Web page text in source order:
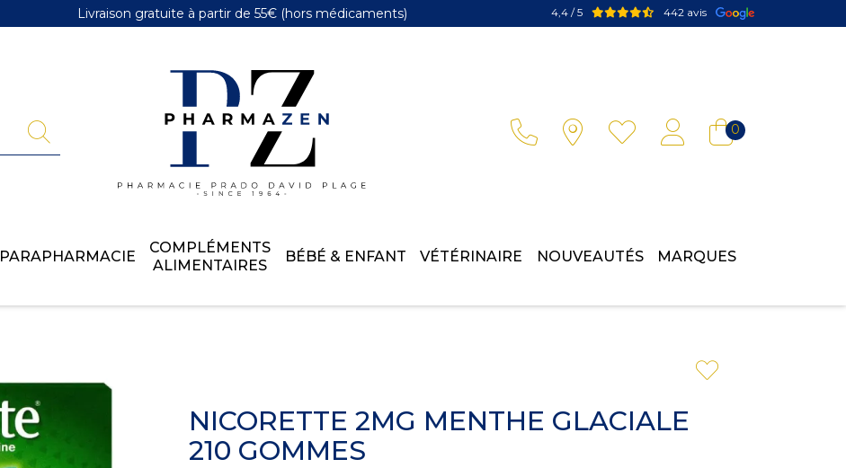
Livraison gratuite à partir de 55€(hors médicaments) 4,4 / 5 442 avis
0
PARAPHARMACIE
COMPLÉMENTS
ALIMENTAIRES
BÉBÉ & ENFANT VÉTÉRINAIRE NOUVEAUTÉS MARQUES
NICORETTE 2MG MENTHE GLACIALE
210 GOMMES